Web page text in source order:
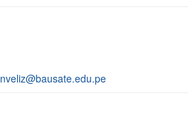
nveliz@bausate.edu.pe